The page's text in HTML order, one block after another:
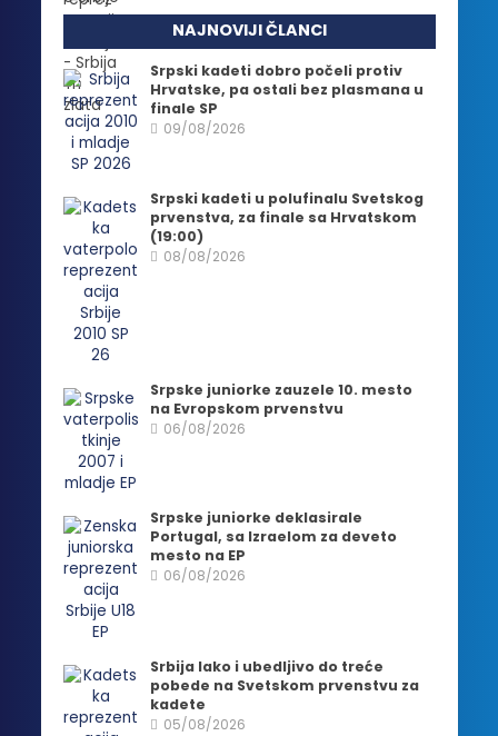
NAJNOVIJI ČLANCI
Srpski kadeti dobro počeli protiv
Hrvatske, pa ostali bez plasmana u
finale SP
09/08/2026
Srpski kadeti u polufinalu Svetskog
prvenstva, za finale sa Hrvatskom
(19:00)
08/08/2026
Srpske juniorke zauzele 10. mesto
na Evropskom prvenstvu
06/08/2026
Srpske juniorke deklasirale
Portugal, sa Izraelom za deveto
mesto na EP
06/08/2026
Srbija lako i ubedljivo do treće
pobede na Svetskom prvenstvu za
kadete
05/08/2026